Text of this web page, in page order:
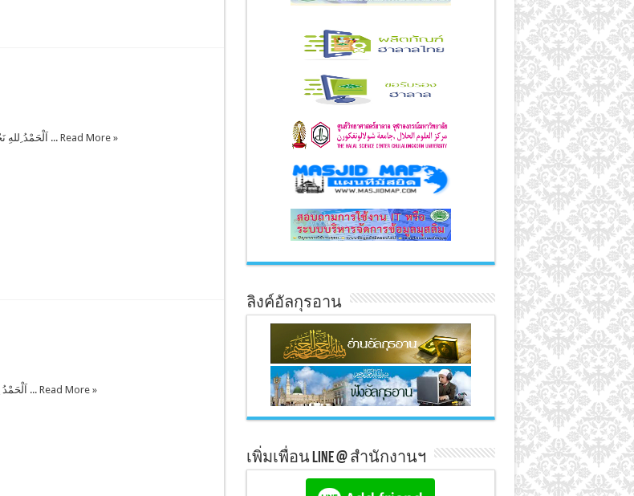
“ดุอา” คือ “อิบาดะห์” اَلْحَمْدُ ِللهِ نَحْمَدُهُ وَنَسْتَع ... Read More »
หน้าที่ของผู้ที่เป็น “พ่อ” اَلْحَمْدُ لِلَّهِ بَدِيْعُ اْلاَ ... Read More »
ลิงค์อัลกุรอาน
เพิ่มเพื่อน line @ สำนักงานฯ